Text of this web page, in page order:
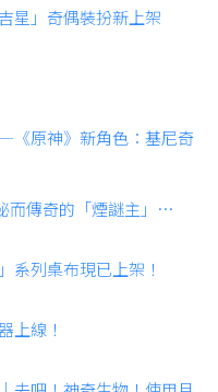
星」奇偶裝扮新上架
《原神》新角色：基尼奇
而傳奇的「煙謎主」…
系列桌布現已上架！
上線！